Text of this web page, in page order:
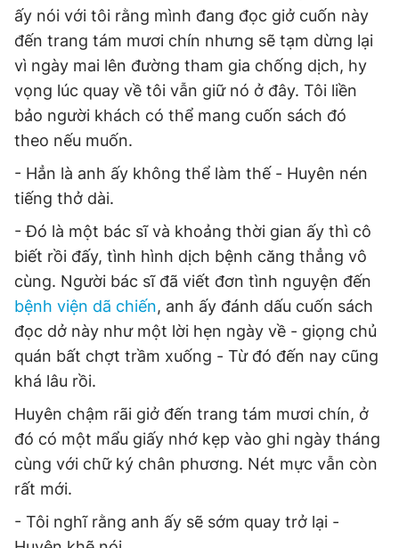
ấy nói với tôi rằng mình đang đọc giở cuốn này
đến trang tám mươi chín nhưng sẽ tạm dừng lại
vì ngày mai lên đường tham gia chống dịch, hy
vọng lúc quay về tôi vẫn giữ nó ở đây. Tôi liền
bảo người khách có thể mang cuốn sách đó
theo nếu muốn.
- Hẳn là anh ấy không thể làm thế - Huyên nén
tiếng thở dài.
- Đó là một bác sĩ và khoảng thời gian ấy thì cô
biết rồi đấy, tình hình dịch bệnh căng thẳng vô
cùng. Người bác sĩ đã viết đơn tình nguyện đến
bệnh viện dã chiến, anh ấy đánh dấu cuốn sách
đọc dở này như một lời hẹn ngày về - giọng chủ
quán bất chợt trầm xuống - Từ đó đến nay cũng
khá lâu rồi.
Huyên chậm rãi giở đến trang tám mươi chín, ở
đó có một mẩu giấy nhớ kẹp vào ghi ngày tháng
cùng với chữ ký chân phương. Nét mực vẫn còn
rất mới.
- Tôi nghĩ rằng anh ấy sẽ sớm quay trở lại -